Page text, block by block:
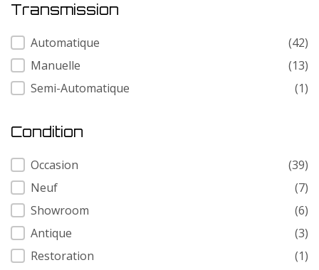
Transmission
Transmission
Automatique
(42)
Manuelle
(13)
Semi-Automatique
(1)
Condition
Condition
Occasion
(39)
Neuf
(7)
Showroom
(6)
Antique
(3)
Restoration
(1)